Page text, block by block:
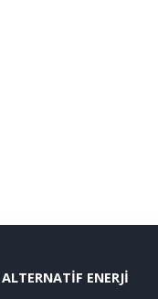
ALTERNATİF ENERJİ